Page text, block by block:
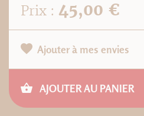
Prix : 45,00 €
Ajouter à mes envies
AJOUTER AU PANIER